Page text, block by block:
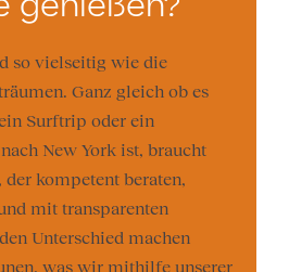
so vielseitig wie die
Ganz gleich ob es
Surftrip oder ein
New York ist, braucht
der kompetent beraten,
mit transparenten
Unterschied machen
was wir mithilfe unserer